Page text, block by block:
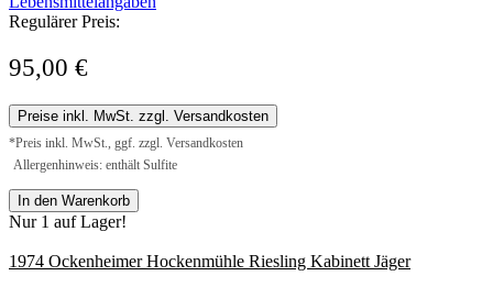
Regulärer Preis:
95,00 €
Preise inkl. MwSt. zzgl. Versandkosten
*Preis inkl. MwSt., ggf. zzgl. Versandkosten
Allergenhinweis: enthält Sulfite
In den Warenkorb
Nur 1 auf Lager!
1974 Ockenheimer Hockenmühle Riesling Kabinett Jäger